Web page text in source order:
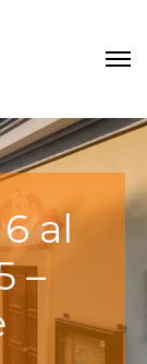
al
–